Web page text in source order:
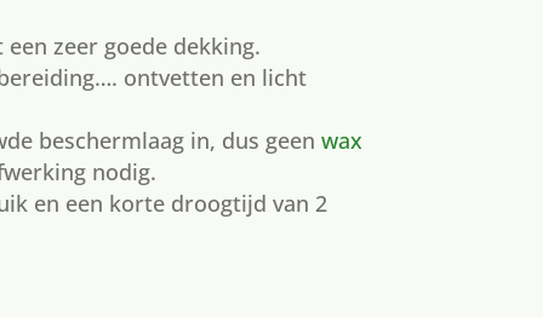
zeer goede dekking.
ontvetten en licht
beschermlaag in, dus geen wax
nodig.
en een korte droogtijd van 2